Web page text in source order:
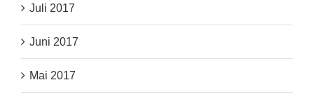
Juli 2017
Juni 2017
Mai 2017